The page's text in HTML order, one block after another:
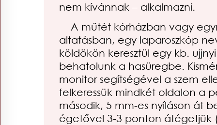
nem kívánnak – alkalmazni.
A műtét kórházban vagy
altatásban, egy laparoszkóp
köldökön keresztül egy kb.
behatolunk a hasüregbe.
monitor segítségével a szem
felkeressük mindkét oldalon a
második, 5 mm-es nyíláson át
égetővel 3-3 ponton átégetjük